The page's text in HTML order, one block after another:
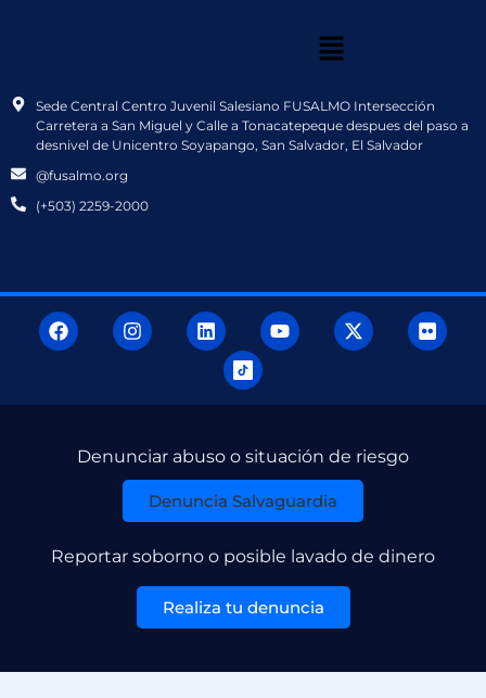
Sede Central Centro Juvenil Salesiano FUSALMO Intersección
Carretera a San Miguel y Calle a Tonacatepeque despues del paso a
desnivel de Unicentro Soyapango, San Salvador, El Salvador
@fusalmo.org
(+503) 2259-2000
Denunciar abuso o situación de riesgo
Denuncia Salvaguardia
Reportar soborno o posible lavado de dinero
Realiza tu denuncia